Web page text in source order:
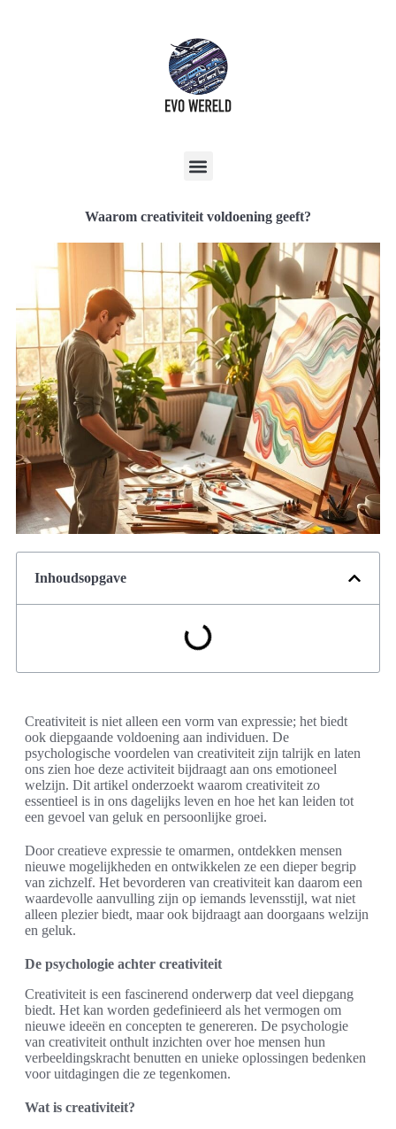
Waarom creativiteit voldoening geeft?
Inhoudsopgave
Creativiteit is niet alleen een vorm van expressie; het biedt
ook diepgaande voldoening aan individuen. De
psychologische voordelen van creativiteit zijn talrijk en laten
ons zien hoe deze activiteit bijdraagt aan ons emotioneel
welzijn. Dit artikel onderzoekt waarom creativiteit zo
essentieel is in ons dagelijks leven en hoe het kan leiden tot
een gevoel van geluk en persoonlijke groei.
Door creatieve expressie te omarmen, ontdekken mensen
nieuwe mogelijkheden en ontwikkelen ze een dieper begrip
van zichzelf. Het bevorderen van creativiteit kan daarom een
waardevolle aanvulling zijn op iemands levensstijl, wat niet
alleen plezier biedt, maar ook bijdraagt aan doorgaans welzijn
en geluk.
De psychologie achter creativiteit
Creativiteit is een fascinerend onderwerp dat veel diepgang
biedt. Het kan worden gedefinieerd als het vermogen om
nieuwe ideeën en concepten te genereren. De psychologie
van creativiteit onthult inzichten over hoe mensen hun
verbeeldingskracht benutten en unieke oplossingen bedenken
voor uitdagingen die ze tegenkomen.
Wat is creativiteit?